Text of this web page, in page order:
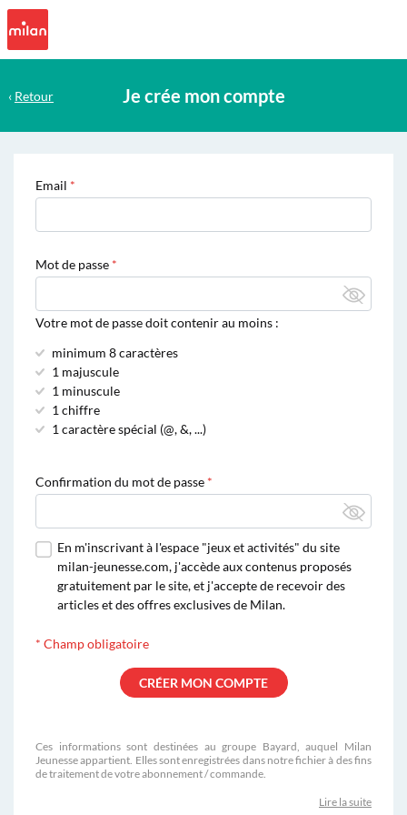
Je crée mon compte
‹ Retour
Email
Mot de passe
Votre mot de passe doit contenir au moins :
minimum 8 caractères
1 majuscule
1 minuscule
1 chiffre
1 caractère spécial (@, &, ...)
Confirmation du mot de passe
En m'inscrivant à l'espace "jeux et activités" du site
milan-jeunesse.com, j'accède aux contenus proposés
gratuitement par le site, et j'accepte de recevoir des
articles et des offres exclusives de Milan.
* Champ obligatoire
Ces informations sont destinées au groupe Bayard, auquel Milan
Jeunesse appartient. Elles sont enregistrées dans notre fichier à des fins
de traitement de votre abonnement / commande.
Lire la suite